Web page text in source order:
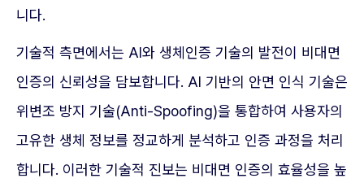
니다.
기술적 측면에서는 AI와 생체인증 기술의 발전이 비대면
인증의 신뢰성을 담보합니다. AI 기반의 안면 인식 기술은
위변조 방지 기술(Anti-Spoofing)을 통합하여 사용자의
고유한 생체 정보를 정교하게 분석하고 인증 과정을 처리
합니다. 이러한 기술적 진보는 비대면 인증의 효율성을 높